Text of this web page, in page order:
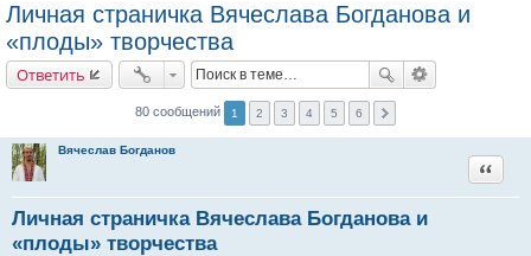
Личная страничка Вячеслава Богданова и
«плоды» творчества
Ответить
80 сообщений 1 2 3 4 5 6
Вячеслав Богданов
Личная страничка Вячеслава Богданова и
«плоды» творчества
Цитата